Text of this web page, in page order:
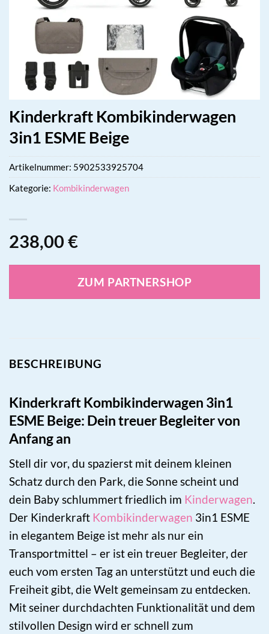
Kinderkraft Kombikinderwagen
3in1 ESME Beige
238,00 €
ZUM PARTNERSHOP
Artikelnummer: 5902533925704
Kategorie: Kombikinderwagen
BESCHREIBUNG
Kinderkraft Kombikinderwagen 3in1
ESME Beige: Dein treuer Begleiter von
Anfang an
Stell dir vor, du spazierst mit deinem kleinen
Schatz durch den Park, die Sonne scheint und
dein Baby schlummert friedlich im Kinderwagen.
Der Kinderkraft Kombikinderwagen 3in1 ESME
in elegantem Beige ist mehr als nur ein
Transportmittel – er ist ein treuer Begleiter, der
euch vom ersten Tag an unterstützt und euch die
Freiheit gibt, die Welt gemeinsam zu entdecken.
Mit seiner durchdachten Funktionalität und dem
stilvollen Design wird er schnell zum